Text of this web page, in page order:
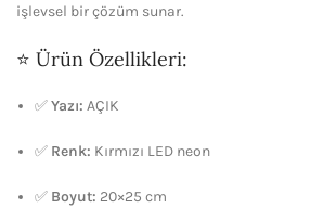
işlevsel bir çözüm sunar.
⭐ Ürün Özellikleri:
✅Yazı: AÇIK
✅ Renk: Kırmızı LED neon
✅ Boyut: 20×25 cm